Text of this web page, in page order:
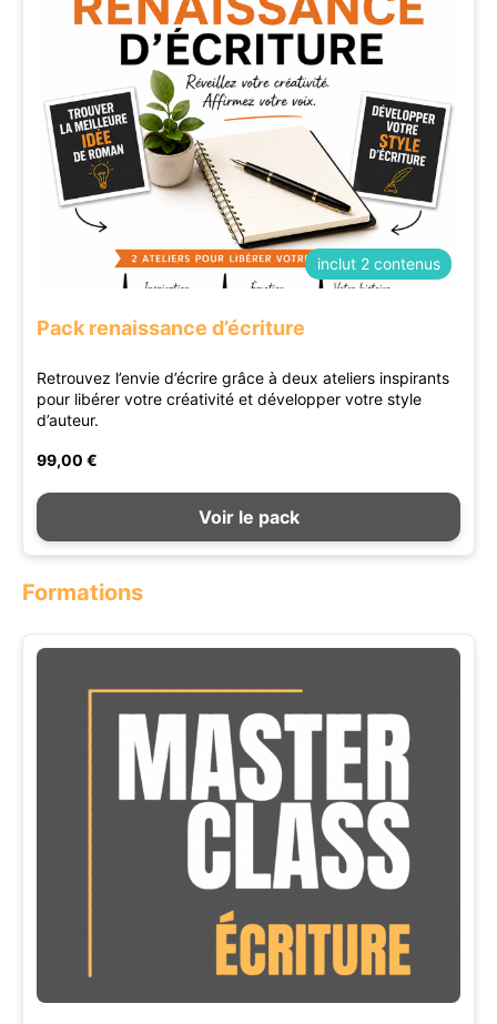
inclut 2 contenus
Pack renaissance d’écriture
Retrouvez l’envie d’écrire grâce à deux ateliers inspirants
pour libérer votre créativité et développer votre style
d’auteur.
99,00 €
Voir le pack
Formations